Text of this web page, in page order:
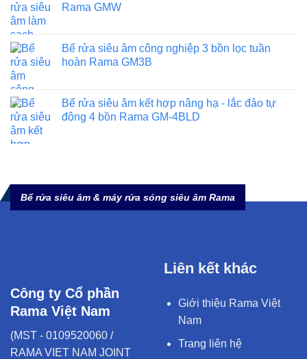
Rama GMW
Bể rửa siêu âm công nghiệp 3 bồn lọc tuần
hoàn Rama GM3B
Bể rửa siêu âm kết hợp nâng hạ - lắc đảo tự
động 4 bồn Rama GM-4BLD
Bể rửa siêu âm & máy rửa sóng siêu âm Rama
Công ty Cổ phần
Rama Việt Nam
(MST - 0109520060 /
RAMA VIET NAM JOINT
Liên kết khác
Giới thiệu Rama Việt
Nam
Trang liên hệ